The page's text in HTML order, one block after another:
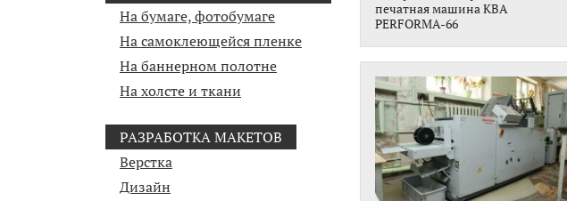
На бумаге, фотобумаге
На самоклеющейся пленке
На баннерном полотне
На холсте и ткани
РАЗРАБОТКА МАКЕТОВ
Верстка
Дизайн
печатная машина KBA
PERFORMA-66